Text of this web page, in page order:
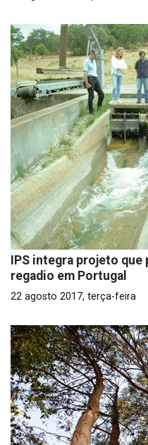
IPS integra projeto
regadio em Portugal
22 agosto 2017, terça-feira